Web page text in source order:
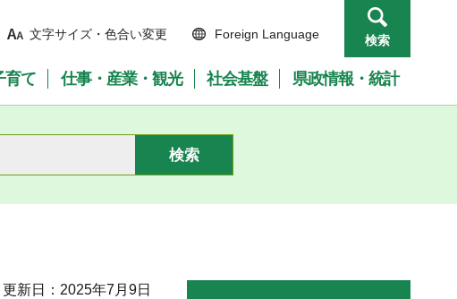
文字サイズ・色合い変更 Foreign Language 検索
育て 仕事・産業・観光 社会基盤 県政情報・統計
更新日：2025年7月9日